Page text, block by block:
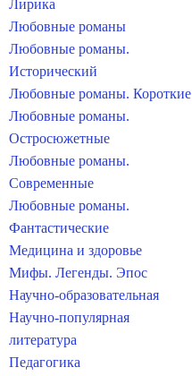
Лирика
Любовные романы
Любовные романы.
Исторический
Любовные романы. Короткие
Любовные романы.
Остросюжетные
Любовные романы.
Современные
Любовные романы.
Фантастические
Медицина и здоровье
Мифы. Легенды. Эпос
Научно-образовательная
Научно-популярная
литература
Педагогика